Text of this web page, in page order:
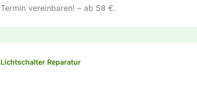
Termin vereinbaren! – ab 58 €.
Lichtschalter Reparatur